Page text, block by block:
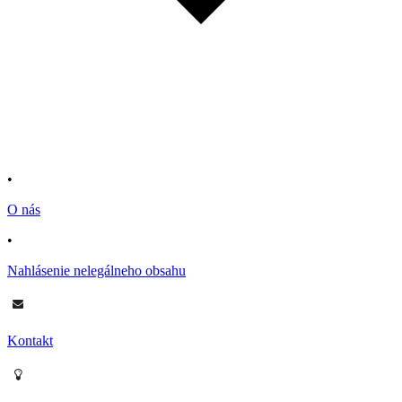
•
O nás
•
Nahlásenie nelegálneho obsahu
Kontakt